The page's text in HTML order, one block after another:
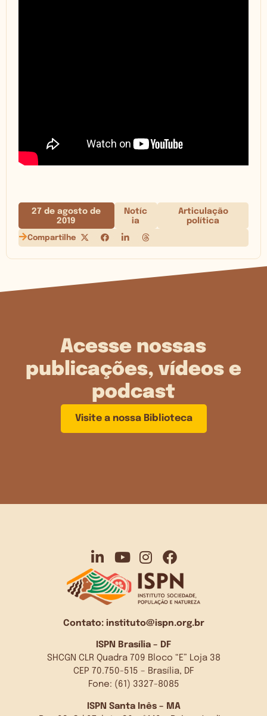
27 de agosto de
2019
Notíc
ia
Articulação
política
Compartilhe
Acesse nossas
publicações, vídeos e
podcast
Visite a nossa Biblioteca
Contato: instituto@ispn.org.br
ISPN Brasília – DF
SHCGN CLR Quadra 709 Bloco “E” Loja 38
CEP 70.750-515 – Brasília, DF
Fone: (61) 3327-8085
ISPN Santa Inês – MA